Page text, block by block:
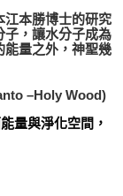
江本勝博士的研究
子，讓水分子成為
能量之外，神聖幾
–Holy Wood)
量與淨化空間，